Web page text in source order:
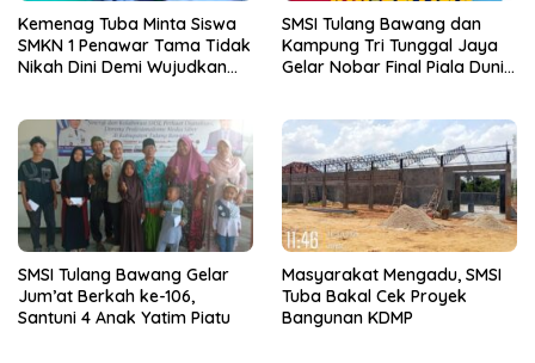
Kemenag Tuba Minta Siswa
SMKN 1 Penawar Tama Tidak
Nikah Dini Demi Wujudkan
SMSI Tulang Bawang dan
Kampung Tri Tunggal Jaya
Gelar Nobar Final Piala Dunia
SMSI Tulang Bawang Gelar
Jum’at Berkah ke-106,
Santuni 4 Anak Yatim Piatu
Masyarakat Mengadu, SMSI
Tuba Bakal Cek Proyek
Bangunan KDMP